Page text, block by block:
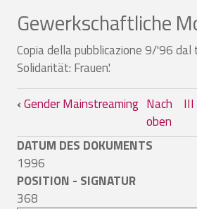
Gewerkschaftliche
Copia della pubblicazione 9/'96
Solidarität: Frauen'.
Links für das Blättern
‹Gender Mainstreaming Nach
oben
III
DATUM DES DOKUMENTS
1996
POSITION - SIGNATUR
368